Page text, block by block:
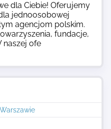
dla Ciebie! Oferujemy
jednoosobowej
agencjom polskim.
fundacje,
naszej ofe